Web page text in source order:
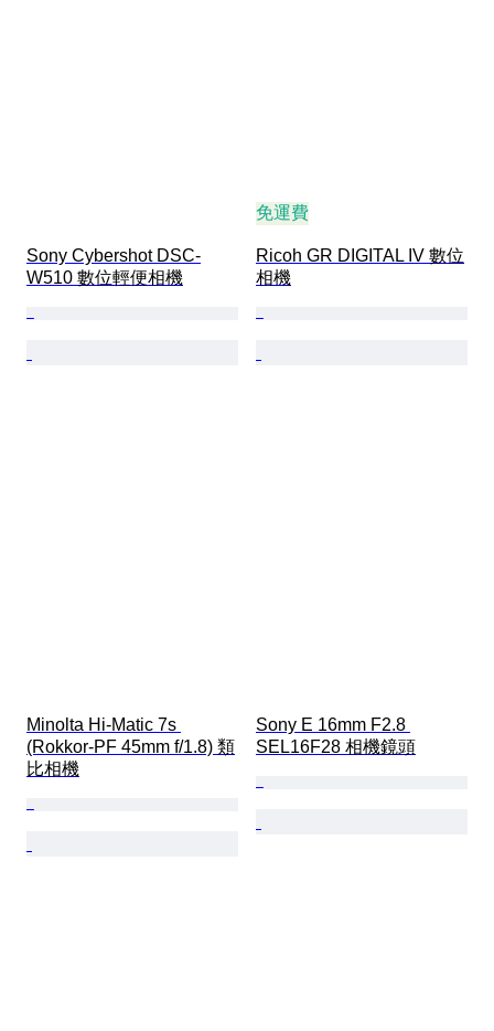
Sony Cybershot DSC-
W510 數位輕便相機
免運費
Ricoh GR DIGITAL IV 數位
相機
Minolta Hi-Matic 7s
(Rokkor-PF 45mm f/1.8) 類
比相機
Sony E 16mm F2.8
SEL16F28 相機鏡頭